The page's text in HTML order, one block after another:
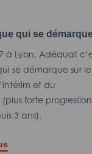
qui se
à Lyon, Adéquat
se démarque sur le
et du
forte
3 ans).